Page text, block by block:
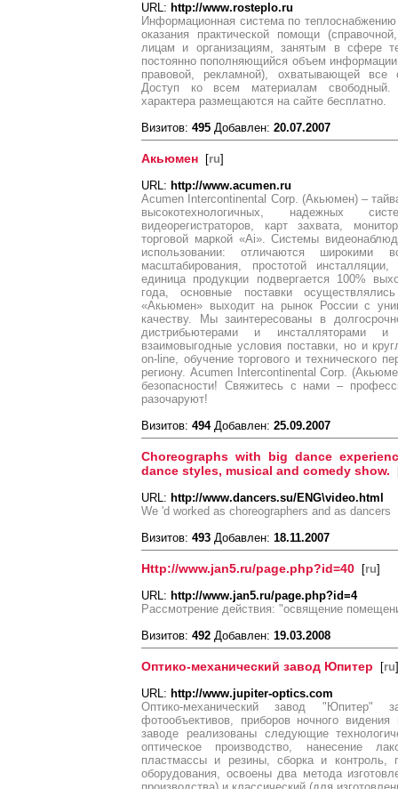
URL: http://www.rosteplo.ru
Информационная система по
оказания практической помощи
лицам и организациям, занятым в сфере
постоянно пополняющийся объем информации
правовой, рекламной), охватывающей все
Доступ ко всем материалам свободный.
характера размещаются на сайте бесплатно.
Визитов: 495 Добавлен: 20.07.2007
Акьюмен [ru]
URL: http://www.acumen.ru
Аcumen Intercontinental Corp. (Акьюмен) –
высокотехнологичных, надежных
видеорегистраторов, карт захвата,
торговой маркой «Ai». Системы
использовании: отличаются широкими
масштабирования, простотой
единица продукции подвергается 100%
года, основные поставки
«Акьюмен» выходит на рынок России с
качеству. Мы заинтересованы в
дистрибьютерами и инсталляторами
взаимовыгодные условия поставки, но и
on-line, обучение торгового и технического
региону. Аcumen Intercontinental Corp.
безопасности! Свяжитесь с нами –
разочаруют!
Визитов: 494Добавлен: 25.09.2007
Choreographs with big dance
dance styles, musical and comedy show.
URL: http://www.dancers.su/ENG\video.html
We 'd worked as choreographers and as dancers
Визитов: 493 Добавлен: 18.11.2007
Http://www.jan5.ru/page.php?id=40 [ru]
URL: http://www.jan5.ru/page.php?id=4
Рассмотрение действия: "освящение
Визитов: 492 Добавлен: 19.03.2008
Оптико-механический завод Юпитер [ru]
URL: http://www.jupiter-optics.com
Оптико-механический завод "Юпитер"
фотообъективов, приборов ночного
заводе реализованы следующие
оптическое производство, нанесение
пластмассы и резины, сборка и контроль,
оборудования, освоены два метода